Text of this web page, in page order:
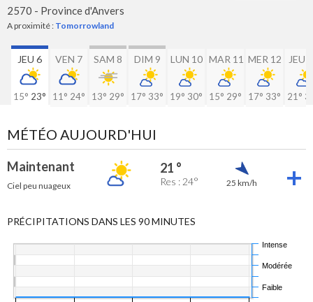
2570 - Province d'Anvers
A proximité : Tomorrowland
JEU 6
15° 23°
VEN 7
11° 24°
SAM 8
13° 29°
DIM 9
17° 33°
LUN 10
19° 30°
MAR 11
15° 29°
MER 12
17° 33°
JEU
21°
MÉTÉO AUJOURD'HUI
Maintenant
Ciel peu nuageux
21 °
Res : 24° 25 km/h
PRÉCIPITATIONS DANS LES 90 MINUTES
Faible
Modérée
Intense